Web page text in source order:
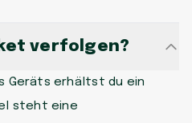
verfolgen?
Geräts erhältst du ein
steht eine